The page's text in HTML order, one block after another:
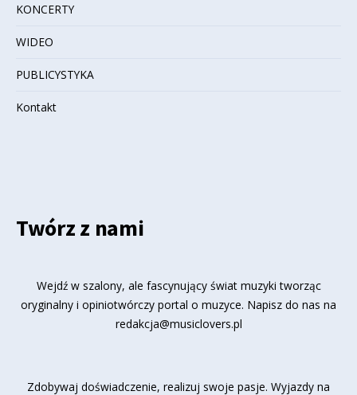
KONCERTY
WIDEO
PUBLICYSTYKA
Kontakt
Twórz z nami
Wejdź w szalony, ale fascynujący świat muzyki tworząc
oryginalny i opiniotwórczy portal o muzyce. Napisz do nas na
redakcja@musiclovers.pl
Zdobywaj doświadczenie, realizuj swoje pasje. Wyjazdy na